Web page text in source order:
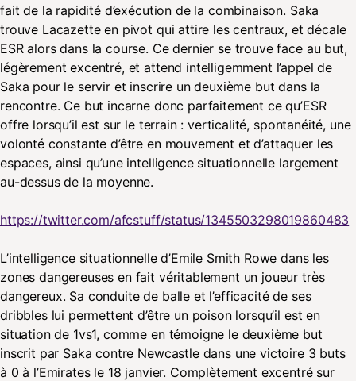
fait de la rapidité d’exécution de la combinaison. Saka
trouve Lacazette en pivot qui attire les centraux, et décale
ESR alors dans la course. Ce dernier se trouve face au but,
légèrement excentré, et attend intelligemment l’appel de
Saka pour le servir et inscrire un deuxième but dans la
rencontre. Ce but incarne donc parfaitement ce qu’ESR
offre lorsqu’il est sur le terrain : verticalité, spontanéité, une
volonté constante d’être en mouvement et d’attaquer les
espaces, ainsi qu’une intelligence situationnelle largement
au-dessus de la moyenne.
https://twitter.com/afcstuff/status/1345503298019860483
L’intelligence situationnelle d’Emile Smith Rowe dans les
zones dangereuses en fait véritablement un joueur très
dangereux. Sa conduite de balle et l’efficacité de ses
dribbles lui permettent d’être un poison lorsqu’il est en
situation de 1vs1, comme en témoigne le deuxième but
inscrit par Saka contre Newcastle dans une victoire 3 buts
à 0 à l’Emirates le 18 janvier. Complètement excentré sur